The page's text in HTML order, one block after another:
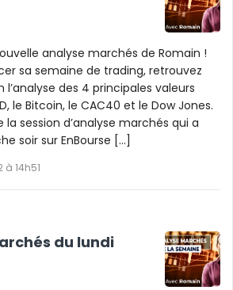
analyse marchés de Romain !
sa semaine de trading, retrouvez
des 4 principales valeurs
le Bitcoin, le CAC40 et le Dow Jones.
session d’analyse marchés qui a
soir sur EnBourse […]
à 14h51
du lundi